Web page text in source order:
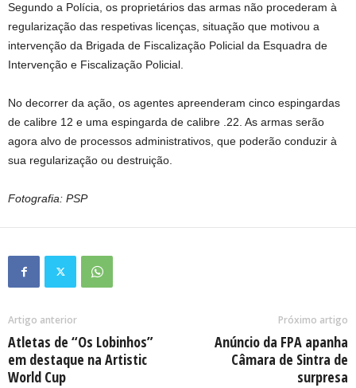
Segundo a Polícia, os proprietários das armas não procederam à
regularização das respetivas licenças, situação que motivou a
intervenção da Brigada de Fiscalização Policial da Esquadra de
Intervenção e Fiscalização Policial.
No decorrer da ação, os agentes apreenderam cinco espingardas
de calibre 12 e uma espingarda de calibre .22. As armas serão
agora alvo de processos administrativos, que poderão conduzir à
sua regularização ou destruição.
Fotografia: PSP
Artigo anterior
Atletas de “Os Lobinhos”
em destaque na Artistic
World Cup
Próximo artigo
Anúncio da FPA apanha
Câmara de Sintra de
surpresa